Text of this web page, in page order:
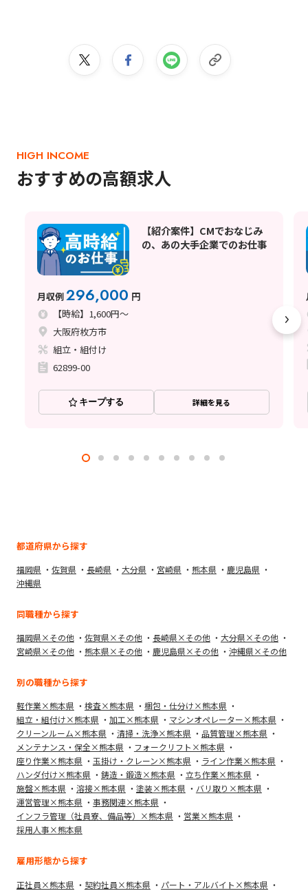
HIGH INCOME
おすすめの高額求人
【紹介案件】CMでおなじみ
の、あの大手企業でのお仕事
月収例296,000 円
【時給】1,600円～
大阪府枚方市
組立・組付け
62899-00
キープする 詳細を見る
都道府県から探す
福岡県 佐賀県 長崎県 大分県 宮崎県 熊本県
鹿児島県
沖縄県
同職種から探す
福岡県×その他 佐賀県×その他 長崎県×その他
大分県×その他
宮崎県×その他
熊本県×その他 鹿児島県×その他 沖縄県×その他
別の職種から探す
軽作業×熊本県 検査×熊本県
梱包・仕分け×熊本県
組立・組付け×熊本県
加工×熊本県
マシンオペレーター×熊本県
クリーンルーム×熊本県
清掃・洗浄×熊本県
品質管理×熊本県
メンテナンス・保全×熊本県
フォークリフト×熊本県
座り作業×熊本県
玉掛け・クレーン×熊本県
ライン作業×熊本県
ハンダ付け×熊本県
鋳造・鍛造×熊本県
立ち作業×熊本県
施盤×熊本県
溶接×熊本県 塗装×熊本県
バリ取り×熊本県
運営管理×熊本県
事務関連×熊本県
インフラ管理（社員寮、備品等）×熊本県
営業×熊本県
採用人事×熊本県
雇用形態から探す
正社員×熊本県 契約社員×熊本県
パート・アルバイト×熊本県